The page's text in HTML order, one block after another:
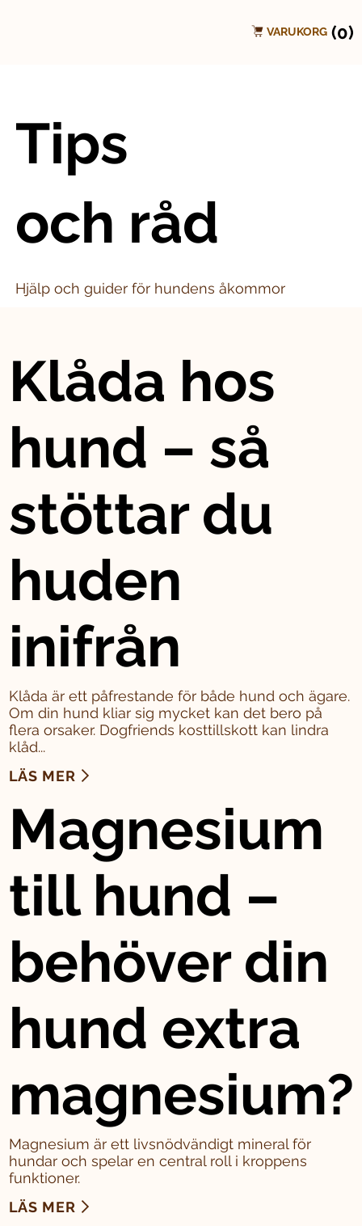
VARUKORG (0)
Tips
och råd
Hjälp och guider för hundens åkommor
Klåda hos
hund – så
stöttar du
huden
inifrån
Klåda är ett påfrestande för både hund och ägare.
Om din hund kliar sig mycket kan det bero på
flera orsaker. Dogfriends kosttillskott kan lindra
klåd...
LÄS MER
Magnesium
till hund –
behöver din
hund extra
magnesium?
Magnesium är ett livsnödvändigt mineral för
hundar och spelar en central roll i kroppens
funktioner.
LÄS MER